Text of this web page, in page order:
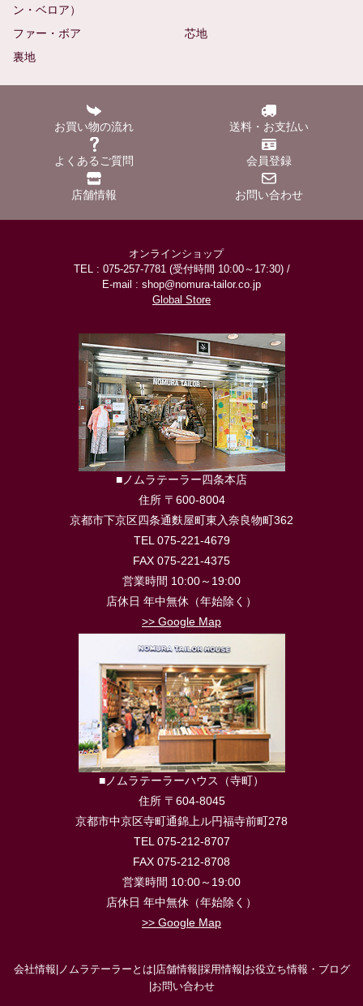
ン・ベロア）
ファー・ボア
芯地
裏地
お買い物の流れ 送料・お支払い
よくあるご質問 会員登録
店舗情報 お問い合わせ
オンラインショップ
TEL : 075-257-7781 (受付時間 10:00～17:30) /
E-mail : shop@nomura-tailor.co.jp
Global Store
■ノムラテーラー四条本店
住所 〒600-8004
京都市下京区四条通麩屋町東入奈良物町362
TEL 075-221-4679
FAX 075-221-4375
営業時間 10:00～19:00
店休日 年中無休（年始除く）
>> Google Map
■ノムラテーラーハウス（寺町）
住所 〒604-8045
京都市中京区寺町通錦上ル円福寺前町278
TEL 075-212-8707
FAX 075-212-8708
営業時間 10:00～19:00
店休日 年中無休（年始除く）
>> Google Map
会社情報 ノムラテーラーとは 店舗情報 採用情報 お役立ち情報・ブログ
お問い合わせ